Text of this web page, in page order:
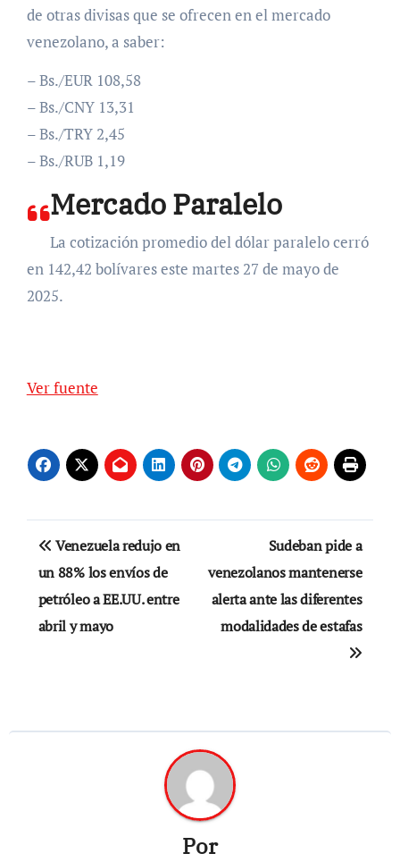
de otras divisas que se ofrecen en el mercado
venezolano, a saber:
– Bs./EUR 108,58
– Bs./CNY 13,31
– Bs./TRY 2,45
– Bs./RUB 1,19
Mercado Paralelo
La cotización promedio del dólar paralelo cerró
en 142,42 bolívares este martes 27 de mayo de
2025.
Ver fuente
Navegación
de
entradas
Venezuela redujo en
un 88% los envíos de
petróleo a EE.UU. entre
abril y mayo
Sudeban pide a
venezolanos mantenerse
alerta ante las diferentes
modalidades de estafas
Por